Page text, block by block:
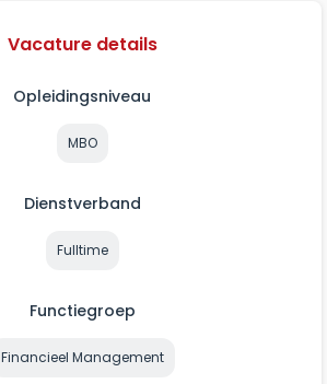
Vacature details
Opleidingsniveau
MBO
Dienstverband
Fulltime
Functiegroep
Financieel Management